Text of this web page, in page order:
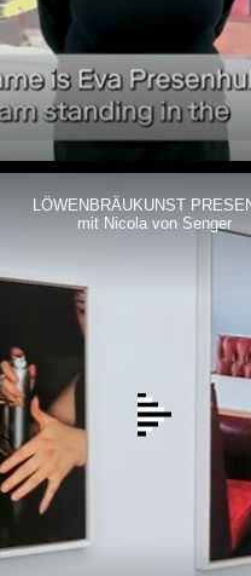
LÖWENBRÄUKUNST
mit Nicola von Senger